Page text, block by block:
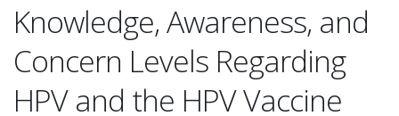
Knowledge, Awareness, and
Concern Levels Regarding
HPV and the HPV Vaccine